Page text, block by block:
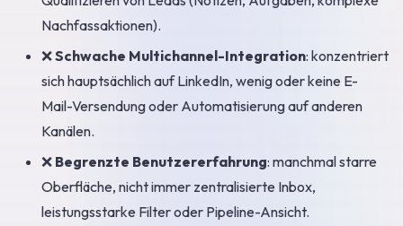
Nachfassaktionen).
❌Schwache Multichannel-Integration: konzentriert
sich hauptsächlich auf LinkedIn, wenig oder keine E-
Mail-Versendung oder Automatisierung auf anderen
Kanälen.
❌ Begrenzte Benutzererfahrung: manchmal starre
Oberfläche, nicht immer zentralisierte Inbox,
leistungsstarke Filter oder Pipeline-Ansicht.